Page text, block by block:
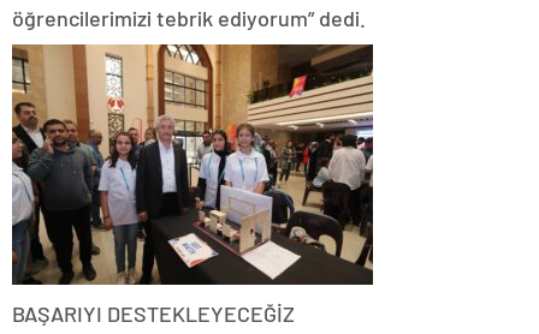
öğrencilerimizi tebrik ediyorum” dedi.
BAŞARIYI DESTEKLEYECEĞİZ